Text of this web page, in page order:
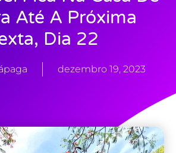
Até A Próxima
Dia 22
dezembro 19, 2023